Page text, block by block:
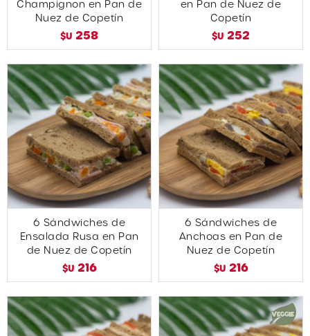
Champignon en Pan de
Nuez de Copetín
$U 258
en Pan de Nuez de
Copetín
$U 252
6 Sándwiches de
Ensalada Rusa en Pan
de Nuez de Copetín
$U 216
6 Sándwiches de
Anchoas en Pan de
Nuez de Copetín
$U 216